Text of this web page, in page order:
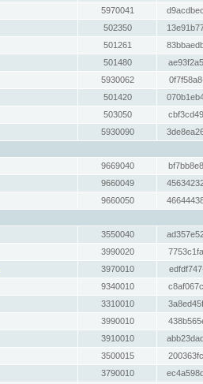
5970041
502350
501261
501480
5930062
501420
503050
5930090
9669040
9660049
9660050
3550040
3990020
3970010
9340010
3310010
3990010
3910010
3500015
3790010